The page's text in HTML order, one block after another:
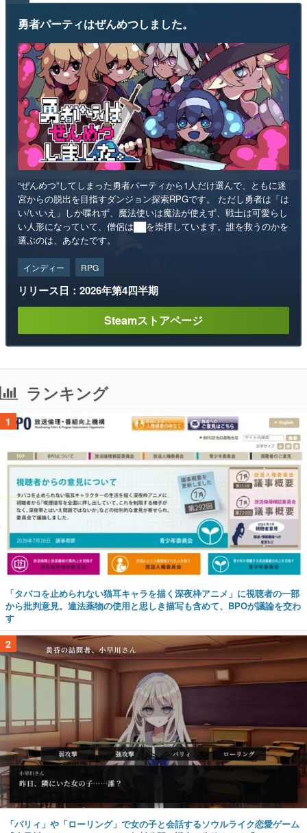
勇者パーティはぜんめつしました。
“ぜんめつ”してしまった勇者パーティから1人だけ選んで、ともに迷
宮からの脱出を目指すダンジョン探索RPGです。 ただし勇者は「は
い/いいえ」しか喋れず、魔法使いは魔法が使えず、戦士は可愛らし
い人形になっていて、僧侶は██を崇拝しています。誰を救うのかを
選ぶのは、あなたです。
インディー RPG
リリース日：2026年第4四半期
Steamストアページ
ランキング
1
「タバコを止められない猫耳キャラを描く深夜枠アニメ」に視聴者の一部
から批判意見。違法薬物の使用と思しき描写も含めて、BPOが議論を交わ
す
2
「パリィ」や「ローリング」で女の子と会話するソウルライク恋愛ゲーム